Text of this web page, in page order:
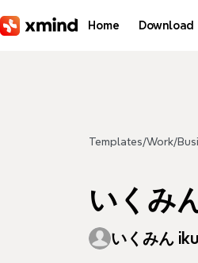
Home Download
Templates/Work/
いくみ
いくみん